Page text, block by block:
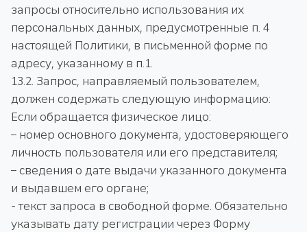
запросы относительно использования их
персональных данных, предусмотренные п. 4
настоящей Политики, в письменной форме по
адресу, указанному в п.1.
13.2. Запрос, направляемый пользователем,
должен содержать следующую информацию:
Если обращается физическое лицо:
– номер основного документа, удостоверяющего
личность пользователя или его представителя;
– сведения о дате выдачи указанного документа
и выдавшем его органе;
- текст запроса в свободной форме. Обязательно
указывать дату регистрации через Форму